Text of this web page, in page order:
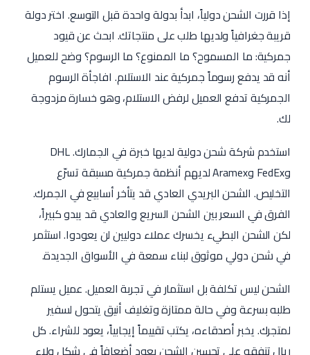
إذا قررت الشحن دولياً، ابدأ بدولة واحدة قبل التوسع. اختر دولة
قريبة جغرافياً ولديها طلب على منتجاتك. ابحث عن قيود
جمركية: ما المسموح؟ ما الممنوع؟ ما الرسوم؟ وضح للعميل
أنه قد يدفع رسوماً جمركية عند الاستلام. افاجأة الرسوم
الجمركية تدفع العميل لرفض الاستلام، وهو خسارة مزدوجة
لك.
استخدم شركة شحن دولية لديها خبرة في الجمارك. DHL
وFedEx وAramex لديهم أنظمة جمركية مسبقة تسرّع
التخليص. الشحن البريدي العادي قد يتأخر أسابيع في الجمرك.
الفرق في السعر بين الشحن السريع والعادي قد يبدو كبيراً،
لكن الشحن البطيء يخسرك عملاء دوليين لن يعودوا. استثمر
في شحن دولي موثوق لبناء سمعة في الأسواق الجديدة.
الشحن ليس تكلفة بل استثمار في تجربة العميل. عميل يستلم
طلبه بسرعة وفي حالة ممتازة وتغليف أنيق يتحول لسفير
لمتجرك. يخبر أصدقاءه، يكتب تقييماً إيجابياً، يعود للشراء. كل